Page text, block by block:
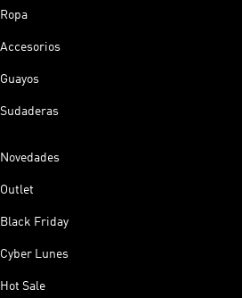
Ropa
Accesorios
Guayos
Sudaderas
Novedades
Outlet
Black Friday
Cyber Lunes
Hot Sale